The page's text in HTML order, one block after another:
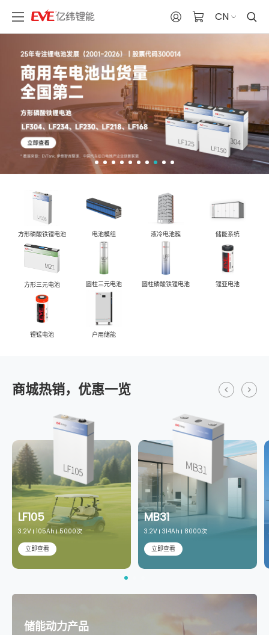
CN
方形磷酸铁锂电池 电池模组 液冷电池簇 储能系统
方形三元电池 圆柱三元电池 圆柱磷酸铁锂电池 锂亚电池
锂锰电池 户用储能
商城热销，优惠一览
LF105
3.2V 105Ah 5000次
立即查看
MB31
3.2V 314Ah
8000次
立即查看
储能动力产品